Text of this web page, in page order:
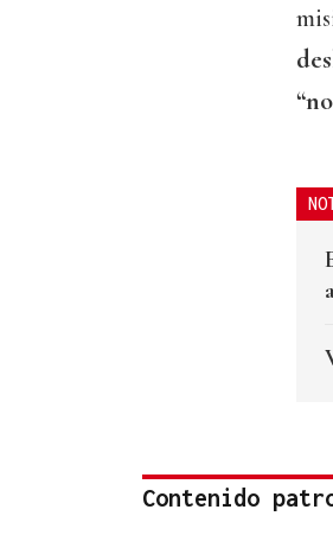
Contenido